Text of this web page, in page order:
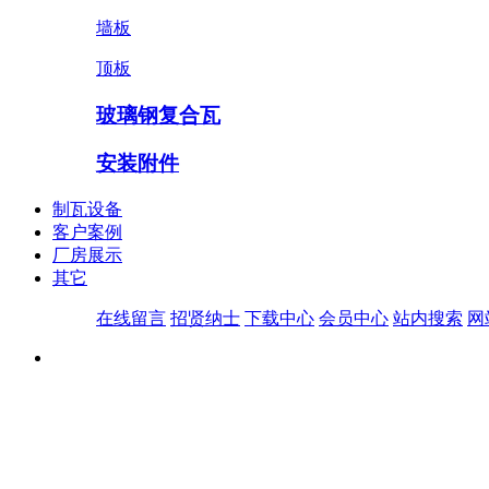
墙板
顶板
玻璃钢复合瓦
安装附件
制瓦设备
客户案例
厂房展示
其它
在线留言 招贤纳士 下载中心 会员中心 站内搜索